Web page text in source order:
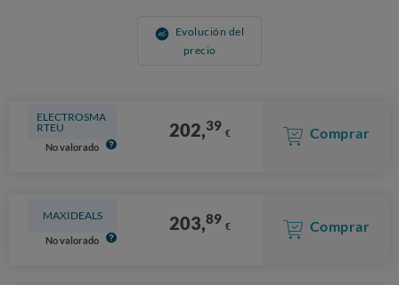
Evolución del
precio
ELECTROSMA
RTEU
No valorado
202,39 € Comprar
MAXIDEALS
No valorado
203,89 € Comprar